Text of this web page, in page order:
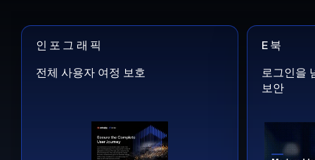
인포그래픽
전체 사용자 여정 보호
E북
로그인을
보안